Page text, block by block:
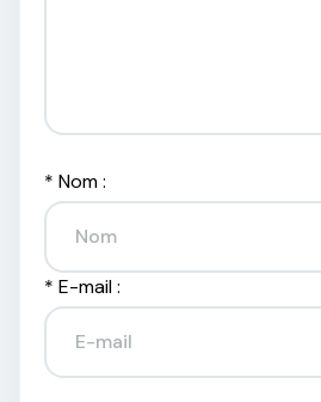
* Nom :
* E-mail :